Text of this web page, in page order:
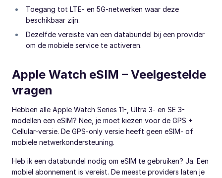
Toegang tot LTE- en 5G-netwerken waar deze
beschikbaar zijn.
Dezelfde vereiste van een databundel bij een provider
om de mobiele service te activeren.
Apple Watch eSIM – Veelgestelde
vragen
Hebben alle Apple Watch Series 11-, Ultra 3- en SE 3-
modellen een eSIM? Nee, je moet kiezen voor de GPS +
Cellular-versie. De GPS-only versie heeft geen eSIM- of
mobiele netwerkondersteuning.
Heb ik een databundel nodig om eSIM te gebruiken? Ja. Een
mobiel abonnement is vereist. De meeste providers laten je